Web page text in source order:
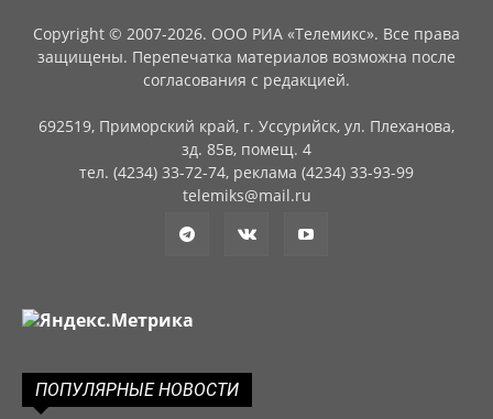
Copyright © 2007-2026. ООО РИА «Телемикс». Все права
защищены. Перепечатка материалов возможна после
согласования с редакцией.
692519, Приморский край, г. Уссурийск, ул. Плеханова,
зд. 85в, помещ. 4
тел. (4234) 33-72-74, реклама (4234) 33-93-99
telemiks@mail.ru
ПОПУЛЯРНЫЕ НОВОСТИ